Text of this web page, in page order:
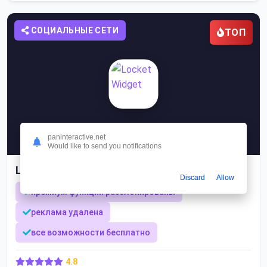
СОЦИАЛЬНЫЕ СЕТИ ТОП
Locket Widget
премиум функции разблокированы
реклама удалена
все возможности бесплатно
4.8
paninteractive.net
Would like to send you notifications
Discard Allow